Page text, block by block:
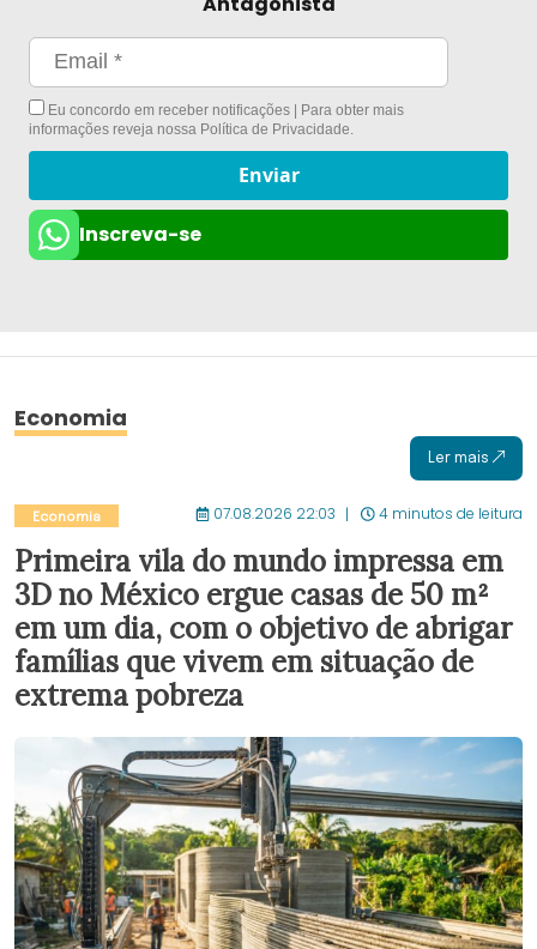
Eu concordo em receber notificações | Para obter mais
informações reveja nossa Política de Privacidade
Enviar
Inscreva-se
Economia
Ler mais
Economia 07.08.2026 22:03 4 minutos de leitura
Primeira vila do mundo impressa em
3D no México ergue casas de 50 m²
em um dia, com o objetivo de abrigar
famílias que vivem em situação de
extrema pobreza